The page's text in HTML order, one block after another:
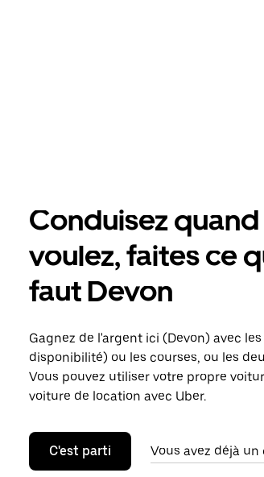
Conduisez
voulez, faites ce
faut Devon
Gagnez de l'argent ici (Devon) avec
disponibilité) ou les courses, ou les
Vous pouvez utiliser votre propre
voiture de location avec Uber.
C'est parti Vous avez déjà